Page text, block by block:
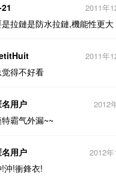
拉鏈是防水拉鏈,機能性更大
2011年
觉得不好看
2011年
用户
霸气外漏~~
2012
用户
沖!衝鋒衣!
2012